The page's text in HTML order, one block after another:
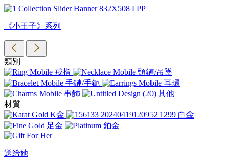
《小王子》系列
類別
戒指
頸鏈/吊墜
手鏈/手鈪
耳環
串飾
其他
材質
K金
白金
足金
鉑金
送给她